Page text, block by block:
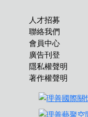
人才招募
聯絡我們
會員中心
廣告刊登
隱私權聲明
著作權聲明